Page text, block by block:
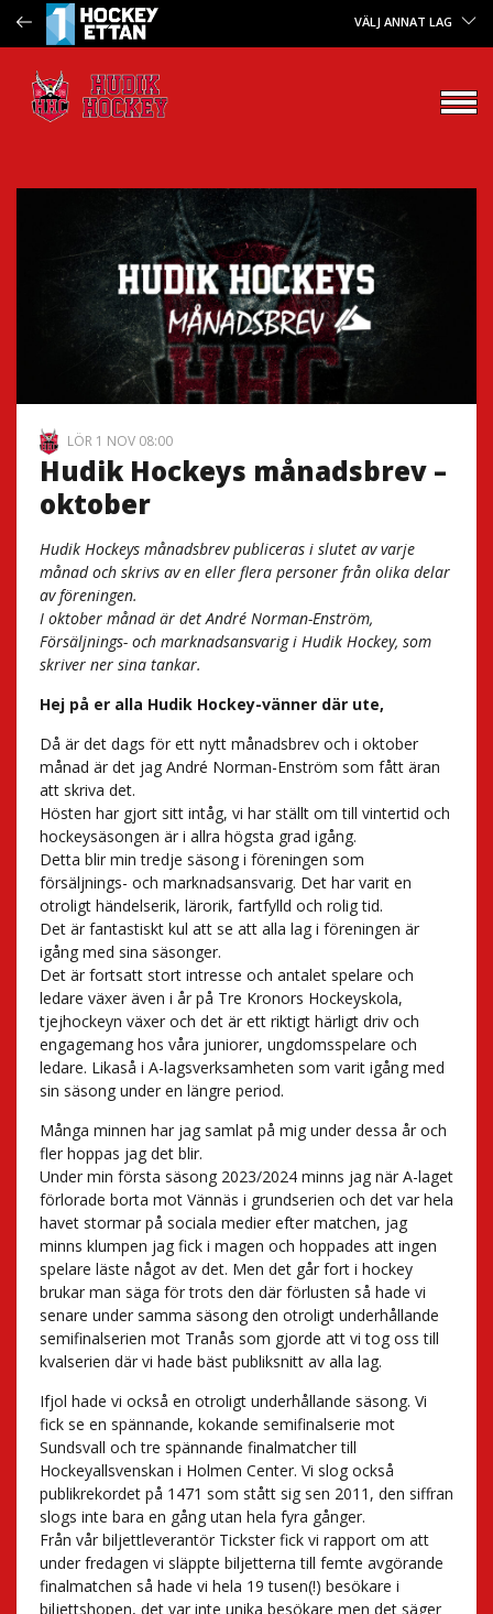
VÄLJ ANNAT LAG
LÖR 1 NOV 08:00
Hudik Hockeys månadsbrev –
oktober
Hudik Hockeys månadsbrev publiceras i slutet av varje
månad och skrivs av en eller flera personer från olika delar
av föreningen.
I oktober månad är det André Norman-Enström,
Försäljnings- och marknadsansvarig i Hudik Hockey, som
skriver ner sina tankar.
Hej på er alla Hudik Hockey-vänner där ute,
Då är det dags för ett nytt månadsbrev och i oktober
månad är det jag André Norman-Enström som fått äran
att skriva det.
Hösten har gjort sitt intåg, vi har ställt om till vintertid och
hockeysäsongen är i allra högsta grad igång.
Detta blir min tredje säsong i föreningen som
försäljnings- och marknadsansvarig. Det har varit en
otroligt händelserik, lärorik, fartfylld och rolig tid.
Det är fantastiskt kul att se att alla lag i föreningen är
igång med sina säsonger.
Det är fortsatt stort intresse och antalet spelare och
ledare växer även i år på Tre Kronors Hockeyskola,
tjejhockeyn växer och det är ett riktigt härligt driv och
engagemang hos våra juniorer, ungdomsspelare och
ledare. Likaså i A-lagsverksamheten som varit igång med
sin säsong under en längre period.
Många minnen har jag samlat på mig under dessa år och
fler hoppas jag det blir.
Under min första säsong 2023/2024 minns jag när A-laget
förlorade borta mot Vännäs i grundserien och det var hela
havet stormar på sociala medier efter matchen, jag
minns klumpen jag fick i magen och hoppades att ingen
spelare läste något av det. Men det går fort i hockey
brukar man säga för trots den där förlusten så hade vi
senare under samma säsong den otroligt underhållande
semifinalserien mot Tranås som gjorde att vi tog oss till
kvalserien där vi hade bäst publiksnitt av alla lag.
Ifjol hade vi också en otroligt underhållande säsong. Vi
fick se en spännande, kokande semifinalserie mot
Sundsvall och tre spännande finalmatcher till
Hockeyallsvenskan i Holmen Center. Vi slog också
publikrekordet på 1471 som stått sig sen 2011, den siffran
slogs inte bara en gång utan hela fyra gånger.
Från vår biljettleverantör Tickster fick vi rapport om att
under fredagen vi släppte biljetterna till femte avgörande
finalmatchen så hade vi hela 19 tusen(!) besökare i
biljettshopen, det var inte unika besökare men det säger